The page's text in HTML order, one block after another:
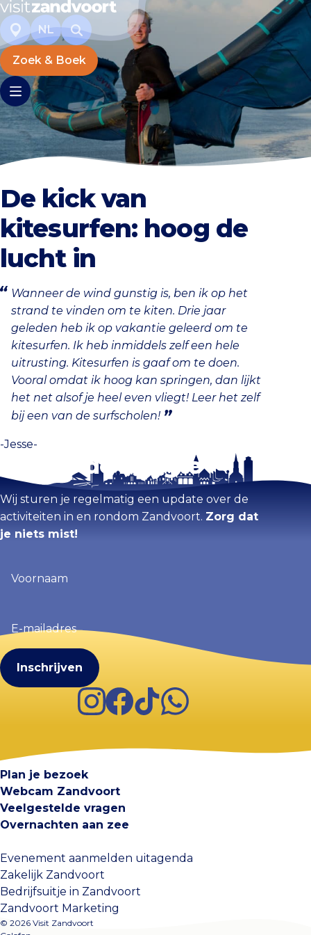
NL
Zoek & Boek
De kick van
kitesurfen: hoog de
lucht in
Wanneer de wind gunstig is, ben ik op het
strand te vinden om te kiten. Drie jaar
geleden heb ik op vakantie geleerd om te
kitesurfen. Ik heb inmiddels zelf een hele
uitrusting. Kitesurfen is gaaf om te doen.
Vooral omdat ik hoog kan springen, dan lijkt
het net alsof je heel even vliegt! Leer het zelf
bij een van de surfscholen!
-Jesse-
Blijf op de hoogte
Wij sturen je regelmatig een update over de
activiteiten in en rondom Zandvoort. Zorg dat
je niets mist!
(Vereist)
mailadres
(Vereist)
InstagramFacebook
TikTokWhatsApp
Plan je bezoek
Webcam Zandvoort
Veelgestelde vragen
Overnachten aan zee
Evenement aanmelden uitagenda
Zakelijk Zandvoort
Bedrijfsuitje in Zandvoort
Zandvoort Marketing
© 2026 Visit Zandvoort